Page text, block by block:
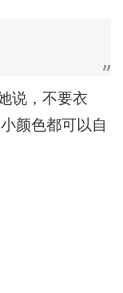
说，不要衣
颜色都可以自